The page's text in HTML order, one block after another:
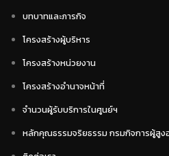
บทบาทและภารกิจ
โครงสร้างผู้บริหาร
โครงสร้างหน่วยงาน
โครงสร้างอำนาจหน้าที่
จำนวนผู้รับบริการในศูนย์ฯ
หลักคุณธรรมจริยธรรม กรมกิจการผู้สูง